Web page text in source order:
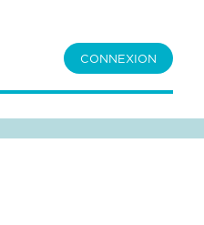
CONNEXION